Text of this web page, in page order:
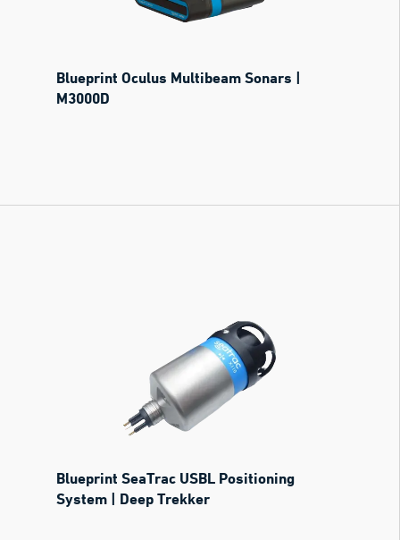
Blueprint Oculus Multibeam Sonars |
M3000D
Blueprint SeaTrac USBL Positioning
System | Deep Trekker